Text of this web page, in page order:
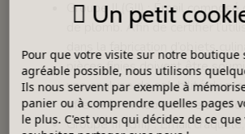
Groupe II (GII) : Émail composé
de plomb. Afin de certifier
dans la fabrication d’objets
pièces finies doivent être
une analyse de solubilité du
effectuée en laboratoire
Groupe III (GIII) : Émail craquelé,
Un petit
Pour que votre visite sur notre boutique
agréable possible, nous utilisons
Ils nous servent par exemple à
panier ou à comprendre quelles pages
le plus. C'est vous qui décidez de ce que